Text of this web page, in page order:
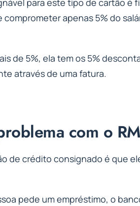
apenas 5% do
de 5%, ela tem os 5%
através de uma fatura.
com o
de crédito consignado é que
pede um empréstimo, o